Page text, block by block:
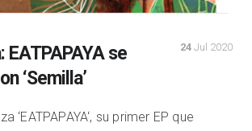
24 Jul 2020
EATPAPAYA se
‘Semilla’
‘EATPAPAYA‘, su primer EP que